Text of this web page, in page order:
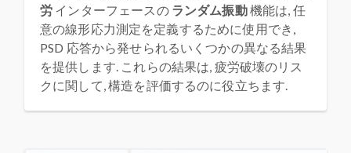
労 インターフェースの ランダム振動機能は, 任
意の線形応力測定を定義するために使用でき,
PSD 応答から発せられるいくつかの異なる結果
を提供します. これらの結果は, 疲労破壊のリス
クに関して, 構造を評価するのに役立ちます.